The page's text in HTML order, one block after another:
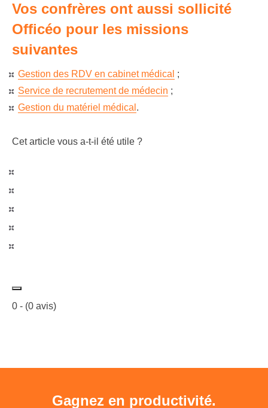
Vos confrères ont aussi sollicité
Officéo pour les missions
suivantes
Gestion des RDV en cabinet médical ;
Service de recrutement de médecin ;
Gestion du matériel médical .
Cet article vous a-t-il été utile ?
0 - (0 avis)
Gagnez en productivité.